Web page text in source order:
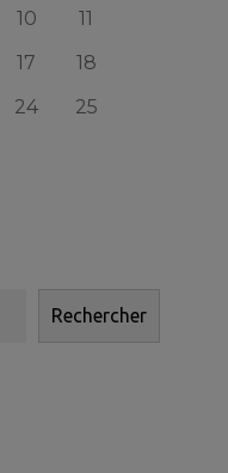
10 11
17
18
24
25
Rechercher